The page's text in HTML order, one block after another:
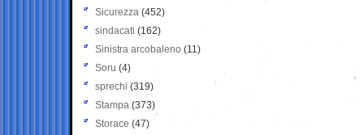
Sicurezza (452)
sindacati (162)
Sinistra arcobaleno (11)
Soru (4)
sprechi (319)
Stampa (373)
Storace (47)